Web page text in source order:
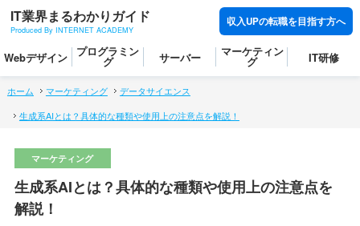
IT業界まるわかりガイド
Produced By INTERNET ACADEMY
収入UPの転職を目指す方へ
Webデザイン プログラミン
グ サーバー マーケティン
グ IT研修
ホーム マーケティング
データサイエンス
生成系AIとは？具体的な種類や使用上の注意点を解説！
生成系AIとは？具体的な種類や使用上の注意点を
解説！